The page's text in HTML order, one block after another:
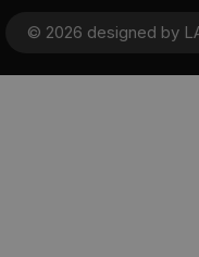
© 2026 designed by